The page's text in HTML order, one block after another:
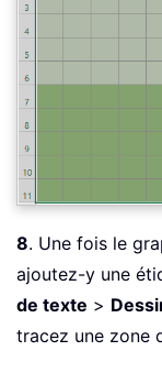
8. Une fois le
ajoutez-y une
de texte >
tracez une zone